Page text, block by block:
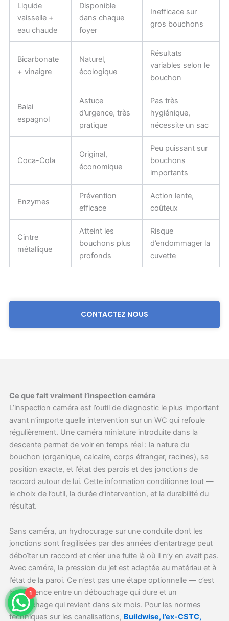
Liquide
vaisselle +
eau chaude
Disponible
dans chaque
foyer
Inefficace sur
gros bouchons
Bicarbonate
+ vinaigre
Naturel,
écologique
Résultats
variables selon le
bouchon
Balai
espagnol
Astuce
d’urgence, très
pratique
Pas très
hygiénique,
nécessite un sac
Coca-Cola
Original,
économique
Peu puissant sur
bouchons
importants
Enzymes
Prévention
efficace
Action lente,
coûteux
Cintre
métallique
Atteint les
bouchons plus
profonds
Risque
d’endommager la
cuvette
CONTACTEZ NOUS
Ce que fait vraiment l’inspection caméra
L’inspection caméra est l’outil de diagnostic le plus important
avant n’importe quelle intervention sur un WC qui refoule
régulièrement. Une caméra miniature introduite dans la
descente permet de voir en temps réel : la nature du
bouchon (organique, calcaire, corps étranger, racines), sa
position exacte, et l’état des parois et des jonctions de
raccord autour de lui. Cette information conditionne tout —
le choix de l’outil, la durée d’intervention, et la durabilité du
résultat.
Sans caméra, un hydrocurage sur une conduite dont les
jonctions sont fragilisées par des années d’entartrage peut
déboîter un raccord et créer une fuite là où il n’y en avait pas.
Avec caméra, la pression du jet est adaptée au matériau et à
l’état de la paroi. Ce n’est pas une étape optionnelle — c’est
la différence entre un débouchage qui dure et un
débouchage qui revient dans six mois. Pour les normes
techniques sur les canalisations, Buildwise, l’ex-CSTC,
1